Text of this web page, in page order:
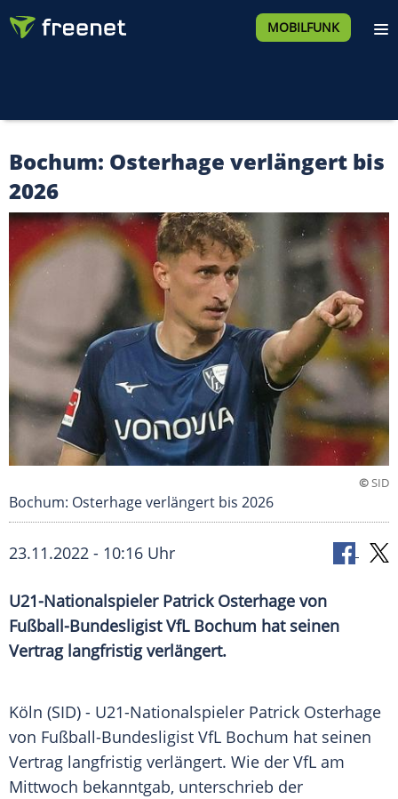
MOBILFUNK
Bochum: Osterhage verlängert bis
2026
©SID
Bochum: Osterhage verlängert bis 2026
23.11.2022 - 10:16 Uhr
U21-Nationalspieler Patrick Osterhage von
Fußball-Bundesligist VfL Bochum hat seinen
Vertrag langfristig verlängert.
Köln (SID) - U21-Nationalspieler Patrick Osterhage
von Fußball-Bundesligist VfL Bochum hat seinen
Vertrag langfristig verlängert. Wie der VfL am
Mittwoch bekanntgab, unterschrieb der